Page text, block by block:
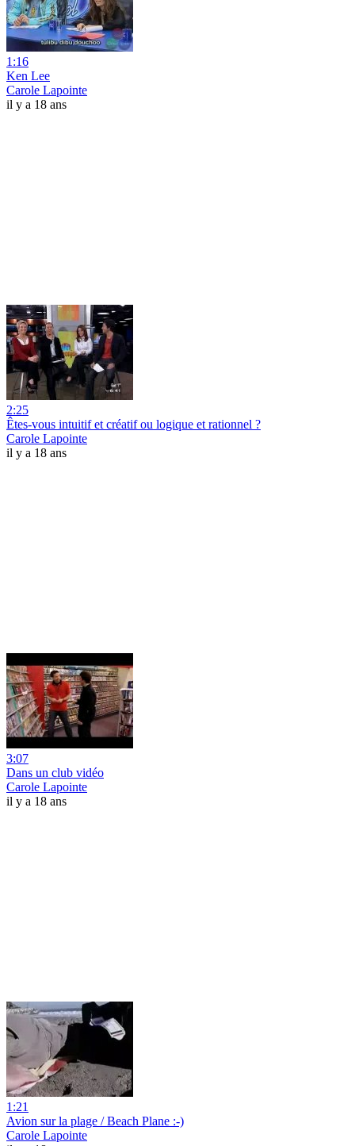
1:16
Ken Lee
Carole Lapointe
il y a 18 ans
2:25
Êtes-vous intuitif et créatif ou logique et rationnel ?
Carole Lapointe
il y a 18 ans
3:07
Dans un club vidéo
Carole Lapointe
il y a 18 ans
1:21
Avion sur la plage / Beach Plane :-)
Carole Lapointe